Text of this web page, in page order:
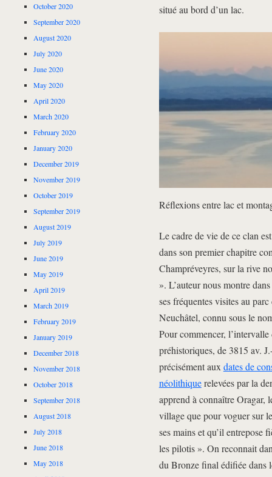
situé au bord d’un lac.
Réflexions entre lac et
Le cadre de vie de ce clan
dans son premier chapitre
Champréveyres, sur la rive
». L’auteur nous montre
ses fréquentes visites au
Neuchâtel, connu sous le
Pour commencer, l’intervalle
préhistoriques, de 3815 av.
précisément aux dates de
néolithiquerelevées par la
apprend à connaître Oragar,
village que pour voguer sur
ses mains et qu’il entrepose
les pilotis ». On reconnait
du Bronze final édifiée dans
October 2020
September 2020
August 2020
July 2020
June 2020
May 2020
April 2020
March 2020
February 2020
January 2020
December 2019
November 2019
October 2019
September 2019
August 2019
July 2019
June 2019
May 2019
April 2019
March 2019
February 2019
January 2019
December 2018
November 2018
October 2018
September 2018
August 2018
July 2018
June 2018
May 2018